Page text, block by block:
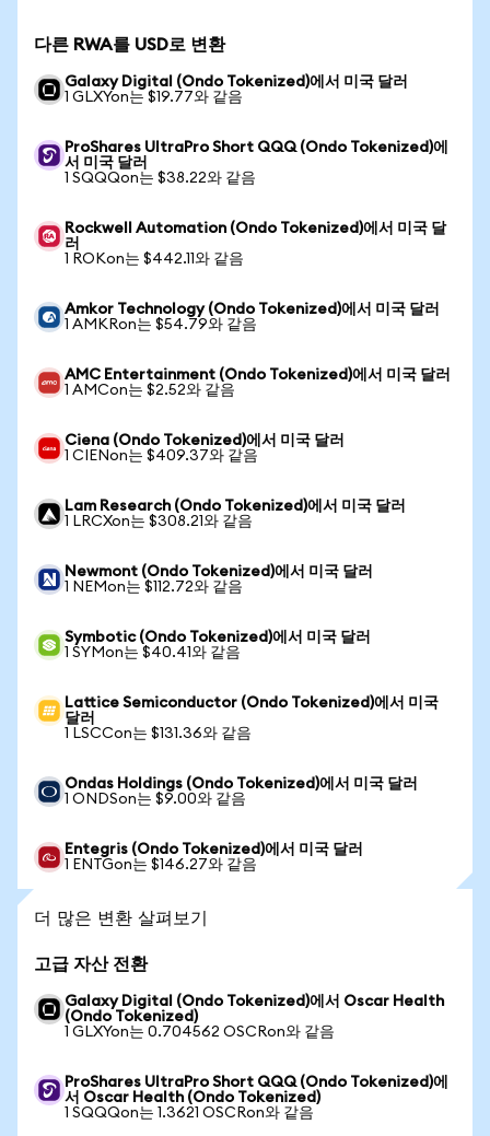
다른 RWA를 USD로 변환
Galaxy Digital (Ondo Tokenized)에서 미국 달러
1 GLXYon는 $19.77와 같음
ProShares UltraPro Short QQQ (Ondo Tokenized)에
서 미국 달러
1 SQQQon는 $38.22와 같음
Rockwell Automation (Ondo Tokenized)에서 미국 달
러
1 ROKon는 $442.11와 같음
Amkor Technology (Ondo Tokenized)에서 미국 달러
1 AMKRon는 $54.79와 같음
AMC Entertainment (Ondo Tokenized)에서 미국 달러
1 AMCon는 $2.52와 같음
Ciena (Ondo Tokenized)에서 미국 달러
1 CIENon는 $409.37와 같음
Lam Research (Ondo Tokenized)에서 미국 달러
1 LRCXon는 $308.21와 같음
Newmont (Ondo Tokenized)에서 미국 달러
1 NEMon는 $112.72와 같음
Symbotic (Ondo Tokenized)에서 미국 달러
1 SYMon는 $40.41와 같음
Lattice Semiconductor (Ondo Tokenized)에서 미국
달러
1 LSCCon는 $131.36와 같음
Ondas Holdings (Ondo Tokenized)에서 미국 달러
1 ONDSon는 $9.00와 같음
Entegris (Ondo Tokenized)에서 미국 달러
1 ENTGon는 $146.27와 같음
더 많은 변환 살펴보기
고급 자산 전환
Galaxy Digital (Ondo Tokenized)에서 Oscar Health
(Ondo Tokenized)
1 GLXYon는 0.704562 OSCRon와 같음
ProShares UltraPro Short QQQ (Ondo Tokenized)에
서 Oscar Health (Ondo Tokenized)
1 SQQQon는 1.3621 OSCRon와 같음